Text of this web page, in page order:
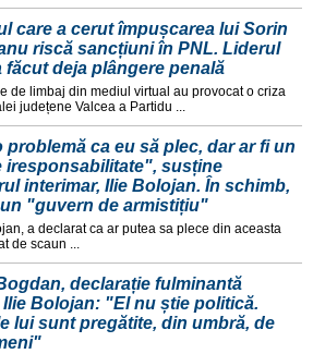
care a cerut împușcarea lui Sorin
riscă sancțiuni în PNL. Liderul
făcut deja plângere penală
de limbaj din mediul virtual au provocat o criza
județene Valcea a Partidu ...
problemă ca eu să plec, dar ar fi un
iresponsabilitate", susține
interimar, Ilie Bolojan. În schimb,
"guvern de armistițiu"
a declarat ca ar putea sa plece din aceasta
de scaun ...
declarație fulminantă
Bolojan: "El nu știe politică.
lui sunt pregătite, din umbră, de